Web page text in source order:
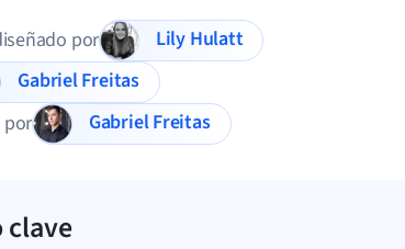
por
Lily Hulatt
Gabriel Freitas
por
Gabriel Freitas
clave